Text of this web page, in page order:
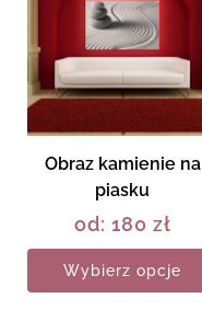
Obraz kamienie na
piasku
od: 180 zł
Wybierz opcje